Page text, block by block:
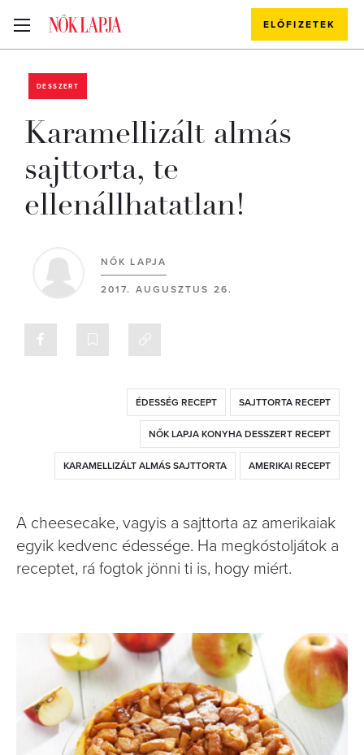
ELŐFIZETEK
DESSZERT
Karamellizált almás
sajttorta, te
ellenállhatatlan!
NŐK LAPJA
2017. AUGUSZTUS 26.
ÉDESSÉG RECEPT SAJTTORTA RECEPT
NŐK LAPJA KONYHA DESSZERT RECEPT
KARAMELLIZÁLT ALMÁS SAJTTORTA AMERIKAI RECEPT
A cheesecake, vagyis a sajttorta az amerikaiak
egyik kedvenc édessége. Ha megkóstoljátok a
receptet, rá fogtok jönni ti is, hogy miért.